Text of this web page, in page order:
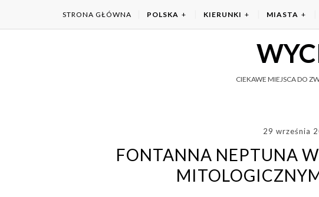
STRONA GŁÓWNA POLSKA KIERUNKI MIASTA
CIEKAWE MIEJSCA DO
29 września
FONTANNA NEPTUNA